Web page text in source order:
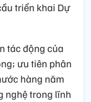
triển khai Dự
tác động của
ưu tiên phân
hàng năm
nghệ trong lĩnh